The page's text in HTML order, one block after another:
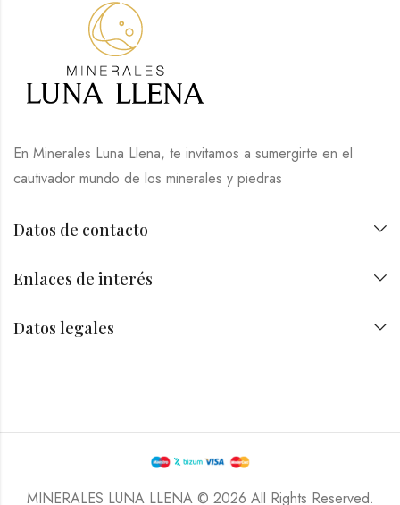
En Minerales Luna Llena, te invitamos a sumergirte en el
cautivador mundo de los minerales y piedras
Datos de contacto
Enlaces de interés
Datos legales
MINERALES LUNA LLENA © 2026 All Rights Reserved.